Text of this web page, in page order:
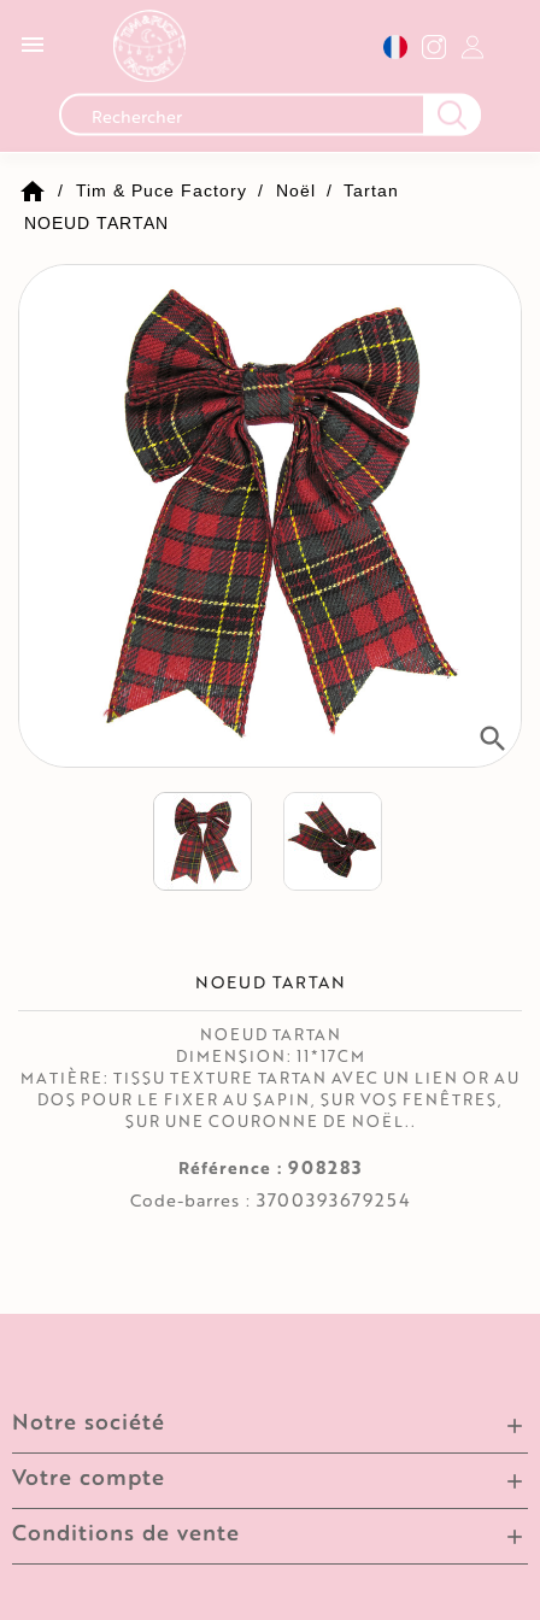

home Tim & Puce Factory Noël
Tartan
NOEUD TARTAN
search
NOEUD TARTAN
NOEUD TARTAN
DIMENSION: 11*17CM
MATIÈRE: TISSU TEXTURE TARTAN AVEC UN LIEN OR AU
DOS POUR LE FIXER AU SAPIN, SUR VOS FENÊTRES,
SUR UNE COURONNE DE NOËL..
Référence : 908283
Code-barres : 3700393679254
Notre société 
Votre compte 
Conditions de vente 